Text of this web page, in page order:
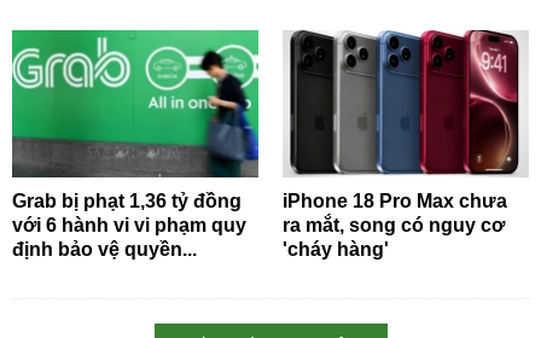
Grab bị phạt 1,36 tỷ đồng
với 6 hành vi vi phạm quy
định bảo vệ quyền...
iPhone 18 Pro Max chưa
ra mắt, song có nguy cơ
'cháy hàng'